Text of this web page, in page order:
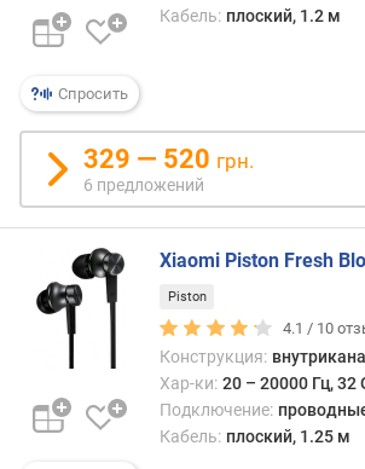
ж
е
и
й
и
м
е
д
(
О
Спросить
Кабель: плоский, 1.2 м
329 — 520 грн.
6 предложений
Xiaomi Piston Fresh
Piston
4.1 / 10
Конструкция:
Хар-ки: 20 – 20000 Гц, 32
Подключение:
Кабель: плоский, 1.25 м